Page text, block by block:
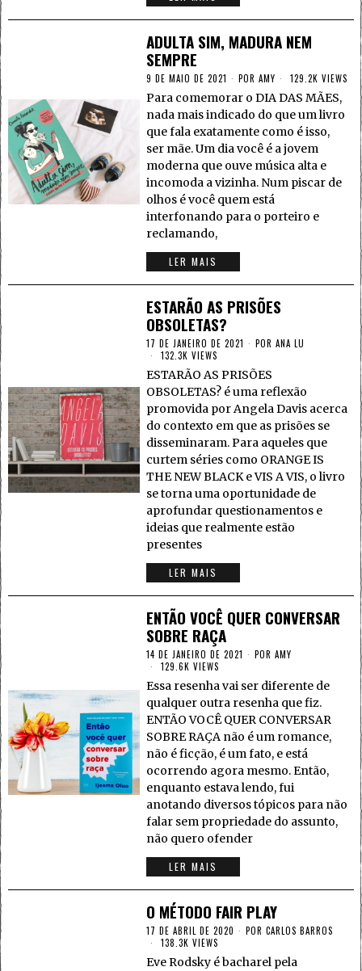
ADULTA SIM, MADURA NEM
SEMPRE
9 DE MAIO DE 2021 PORAMY 129.2K VIEWS
Para comemorar o DIA DAS MÃES,
nada mais indicado do que um livro
que fala exatamente como é isso,
ser mãe. Um dia você é a jovem
moderna que ouve música alta e
incomoda a vizinha. Num piscar de
olhos é você quem está
interfonando para o porteiro e
reclamando,
LER MAIS
ESTARÃO AS PRISÕES
OBSOLETAS?
17 DE JANEIRO DE 2021 PORANA LU
132.3K VIEWS
ESTARÃO AS PRISÕES
OBSOLETAS? é uma reflexão
promovida por Angela Davis acerca
do contexto em que as prisões se
disseminaram. Para aqueles que
curtem séries como ORANGE IS
THE NEW BLACK e VIS A VIS, o livro
se torna uma oportunidade de
aprofundar questionamentos e
ideias que realmente estão
presentes
LER MAIS
ENTÃO VOCÊ QUER CONVERSAR
SOBRE RAÇA
14 DE JANEIRO DE 2021 PORAMY
129.6K VIEWS
Essa resenha vai ser diferente de
qualquer outra resenha que fiz.
ENTÃO VOCÊ QUER CONVERSAR
SOBRE RAÇA não é um romance,
não é ficção, é um fato, e está
ocorrendo agora mesmo. Então,
enquanto estava lendo, fui
anotando diversos tópicos para não
falar sem propriedade do assunto,
não quero ofender
LER MAIS
O MÉTODO FAIR PLAY
17 DE ABRIL DE 2020 PORCARLOS BARROS
138.3K VIEWS
Eve Rodsky é bacharel pela